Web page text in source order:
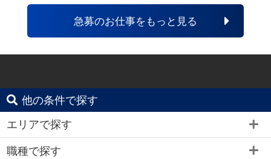
鉄南北線すすきの駅 ■横浜エリア：神奈川県
横浜市中区 ・京急線黄金町駅、日ノ出町駅 ・
市営地下鉄阪東橋駅、伊勢佐木長者町駅 ・JR
横浜線関内駅 ■土浦エリア：茨城県土浦市桜
町 ・JR常磐線土浦駅
急募のお仕事をもっと見る
他の条件で探す
エリアで探す
職種で探す